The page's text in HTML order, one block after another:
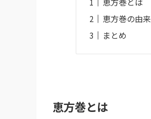
恵方巻の由来
まとめ
恵方巻とは